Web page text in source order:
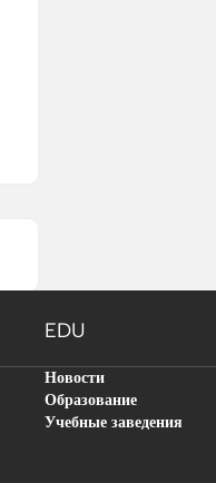
EDU
Новости
Образование
Учебные заведения